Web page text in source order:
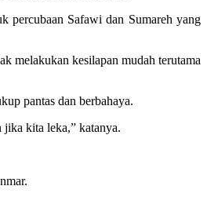
percubaan Safawi dan Sumareh yang
melakukan kesilapan mudah terutama
pantas dan berbahaya.
jika kita leka,” katanya.